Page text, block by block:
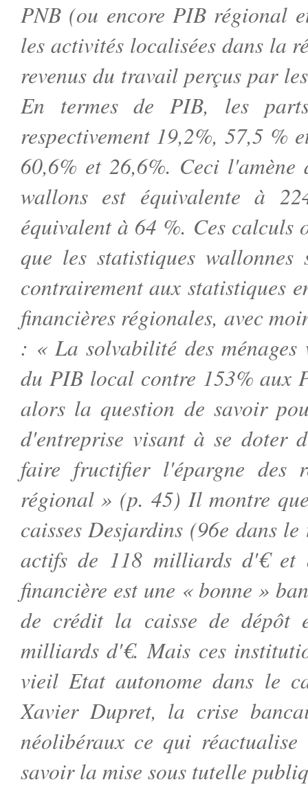
PNB (ou encore PIB régional
les activités localisées dans la
revenus du travail perçus par
En termes de PIB, les
respectivement 19,2%, 57,5 %
60,6% et 26,6%. Ceci l'amène
wallons est équivalente à
équivalent à 64 %. Ces calculs
que les statistiques
contrairement aux statistiques
financières régionales, avec
: « La solvabilité des
du PIB local contre 153% aux
alors la question de savoir
d'entreprise visant à se doter
faire fructifier l'épargne des
régional » (p. 45) Il montre
caisses Desjardins (96e dans
actifs de 118 milliards d'€
financière est une « bonne »
de crédit la caisse de dépôt
milliards d'€. Mais ces
vieil Etat autonome dans le
Xavier Dupret, la crise
néolibéraux ce qui
savoir la mise sous tutelle